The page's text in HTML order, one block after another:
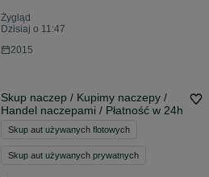
Żygląd
Dzisiaj o 11:47
2015
Skup naczep / Kupimy naczepy /
Handel naczepami / Płatność w 24h
Skup aut używanych flotowych
Skup aut używanych prywatnych